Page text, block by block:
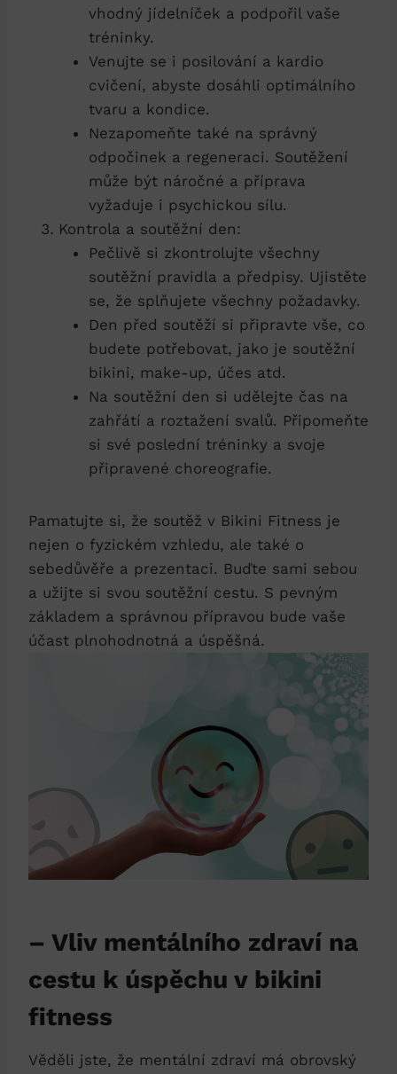
⁣vhodný jídelníček a podpořil vaše
tréninky.
Venujte se i posilování a kardio
cvičení, abyste dosáhli optimálního
tvaru a kondice.
Nezapomeňte také na správný
odpočinek a regeneraci.​ Soutěžení
může být náročné ​a ⁣příprava
vyžaduje i psychickou ​sílu.
Kontrola a soutěžní den:
Pečlivě ​si zkontrolujte všechny
soutěžní ‌pravidla a předpisy. Ujistěte
se, že splňujete ‍všechny požadavky.
Den před soutěží si ‌připravte vše, co
budete potřebovat, jako je soutěžní‌
bikini, ​make-up, ⁢účes atd.
Na soutěžní den si udělejte čas na
zahřátí a roztažení⁢ svalů. Připomeňte
si ⁣své poslední ‌tréninky ​a svoje
připravené choreografie.
Pamatujte si,‍ že soutěž v Bikini Fitness je
‌nejen⁣ o ⁢fyzickém vzhledu, ale také o
sebedůvěře ‌a prezentaci. Buďte sami sebou
a užijte si​ svou soutěžní cestu. S pevným
základem a správnou přípravou ⁣bude vaše
účast plnohodnotná a úspěšná.
– Vliv mentálního zdraví na
cestu ​k úspěchu v⁢ bikini
‍fitness
Věděli jste, že mentální zdraví má ​obrovský